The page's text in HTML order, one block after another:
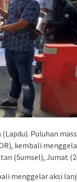
Puluhan
kembali
(Sumsel), Jumat
menggelar aksi